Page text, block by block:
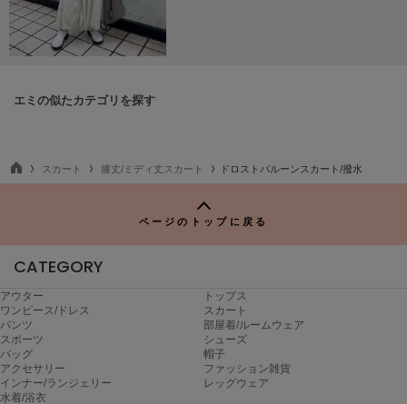
Mila Owen
ミラオーウェン
MOIGE
nezu
NIKE
ナイキ
NOWNS
ナウンス
null.
エミの似たカテゴリを探す
TO
スカート 膝丈/ミディ丈スカート ドロストバルーンスカート/撥水
ページのトップに戻る
CATEGORY
アウター
トップス
ワンピース/ドレス
スカート
パンツ
部屋着/ルームウェア
スポーツ
シューズ
バッグ
帽子
アクセサリー
ファッション雑貨
インナー/ランジェリー
レッグウェア
水着/浴衣